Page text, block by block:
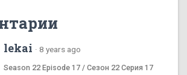
lekai · 8 years ago
Season 22 Episode 17 / Сезон 22 Серия 17